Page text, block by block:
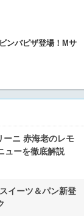
ンバピザ登場！Mサ
ーニ 赤海老のレモ
ューを徹底解説
イーツ＆パン新登